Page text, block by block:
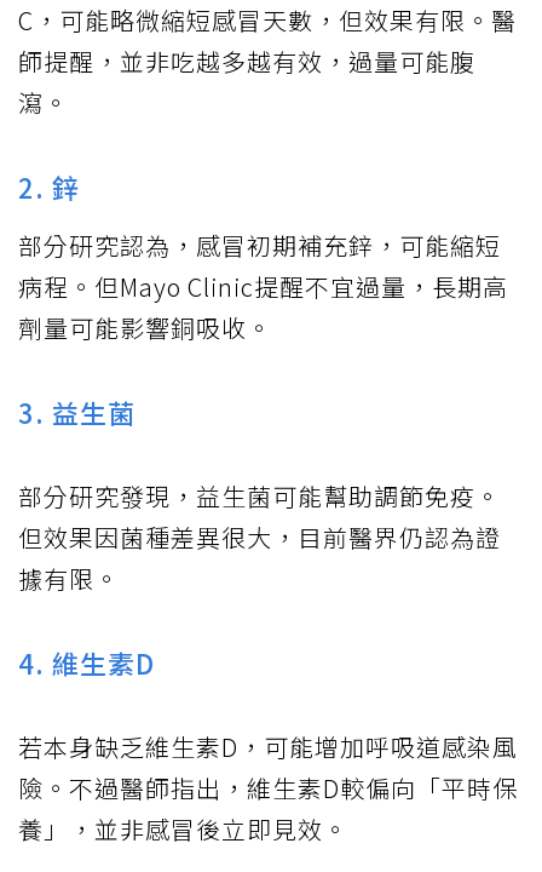
C，可能略微縮短感冒天數，但效果有限。醫
師提醒，並非吃越多越有效，過量可能腹
瀉。
2. 鋅
部分研究認為，感冒初期補充鋅，可能縮短
病程。但Mayo Clinic提醒不宜過量，長期高
劑量可能影響銅吸收。
3. 益生菌
部分研究發現，益生菌可能幫助調節免疫。
但效果因菌種差異很大，目前醫界仍認為證
據有限。
4. 維生素D
若本身缺乏維生素D，可能增加呼吸道感染風
險。不過醫師指出，維生素D較偏向「平時保
養」，並非感冒後立即見效。